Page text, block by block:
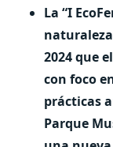
La “I
2024 que
con foco
prácticas
Parque